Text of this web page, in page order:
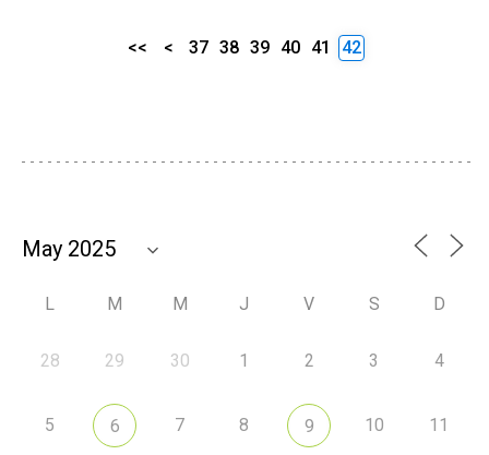
<< < 37 38 39 40 41 42
L M M J V S D
28 29 30 1 2 3 4
5 6 7 8 9 10 11